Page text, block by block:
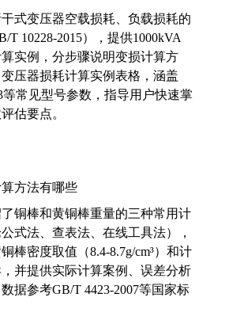
式变压器空载损耗、负载损耗的
T 10228-2015），提供1000kVA
实例，分步骤说明变损计算方
压器损耗计算实例表格，涵盖
等常见型号参数，指导用户快速掌
估要点。
方法有哪些
铜棒和黄铜棒重量的三种常用计
式法、查表法、在线工具法），
棒密度取值（8.4-8.7g/cm³）和计
并提供实际计算案例、误差分析
据参考GB/T 4423-2007等国家标